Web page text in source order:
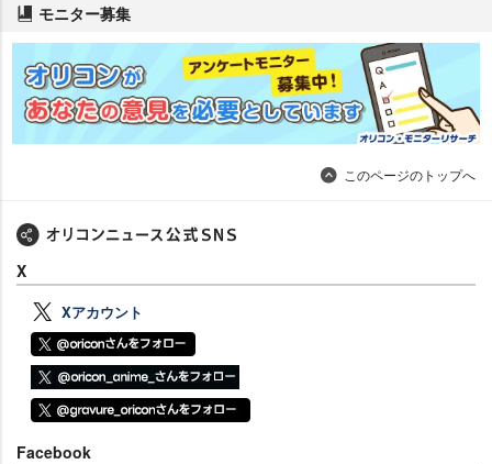
モニター募集
このページのトップへ
X
Xアカウント
Facebook